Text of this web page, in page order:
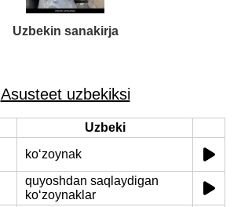
Uzbekin sanakirja
Asusteet uzbekiksi
Uzbeki
koʻzoynak
quyoshdan saqlaydigan
koʻzoynaklar